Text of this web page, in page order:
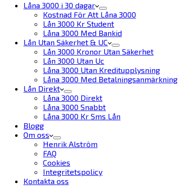
Låna 3000 i 30 dagar
Kostnad För Att Låna 3000
Lån 3000 Kr Student
Låna 3000 Med Bankid
Lån Utan Säkerhet & UC
Lån 3000 Kronor Utan Säkerhet
Lån 3000 Utan Uc
Låna 3000 Utan Kreditupplysning
Låna 3000 Med Betalningsanmärkning
Lån Direkt
Låna 3000 Direkt
Låna 3000 Snabbt
Låna 3000 Kr Sms Lån
Blogg
Om oss
Henrik Alström
FAQ
Cookies
Integritetspolicy
Kontakta oss